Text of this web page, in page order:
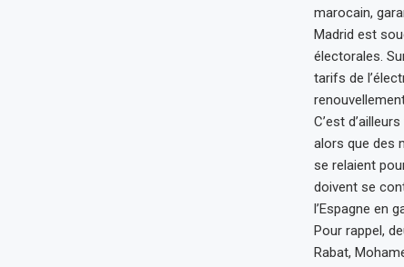
marocain,
Madrid est
électorales.
tarifs de
C’est
alors que des
se relaient
doivent se
l’Espagne en
Pour rappel,
Rabat,